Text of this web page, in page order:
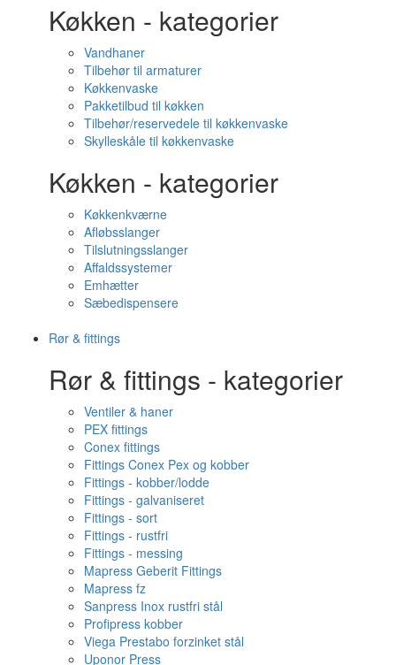
Køkken - kategorier
Vandhaner
Tilbehør til armaturer
Køkkenvaske
Pakketilbud til køkken
Tilbehør/reservedele til køkkenvaske
Skylleskåle til køkkenvaske
Køkken - kategorier
Køkkenkværne
Afløbsslanger
Tilslutningsslanger
Affaldssystemer
Emhætter
Sæbedispensere
Rør & fittings
Rør & fittings - kategorier
Ventiler & haner
PEX fittings
Conex fittings
Fittings Conex Pex og kobber
Fittings - kobber/lodde
Fittings - galvaniseret
Fittings - sort
Fittings - rustfri
Fittings - messing
Mapress Geberit Fittings
Mapress fz
Sanpress Inox rustfri stål
Profipress kobber
Viega Prestabo forzinket stål
Uponor Press